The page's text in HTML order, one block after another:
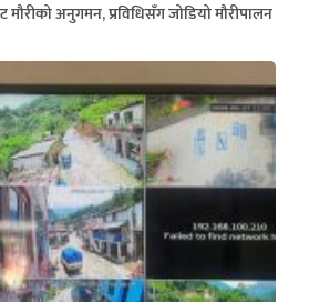
अनुगमन, प्रविधिसँग जोडियो मौरीपालन